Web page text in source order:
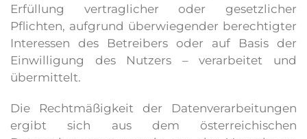
Erfüllung vertraglicher oder gesetzlicher
Pflichten, aufgrund überwiegender berechtigter
Interessen des Betreibers oder auf Basis der
Einwilligung des Nutzers – verarbeitet und
übermittelt.
Die Rechtmäßigkeit der Datenverarbeitungen
ergibt sich aus dem österreichischen